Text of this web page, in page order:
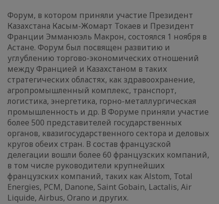
Форум, в котором приняли участие Президент
Казахстана Касым-Жомарт Токаев и Президент
Франции Эмманюэль Макрон, состоялся 1 ноября в
Астане. Форум был посвящен развитию и
углублению торгово-экономических отношений
между Францией и Казахстаном в таких
стратегических областях, как здравоохранение,
агропромышленный комплекс, транспорт,
логистика, энергетика, горно-металлургическая
промышленность и др. В Форуме приняли участие
более 500 представителей государственных
органов, квазигосударственного сектора и деловых
кругов обеих стран. В состав французской
делегации вошли более 60 французских компаний,
в том числе руководители крупнейших
французских компаний, таких как Alstom, Total
Energies, PCM, Danone, Saint Gobain, Lactalis, Air
Liquide, Airbus, Orano и других.